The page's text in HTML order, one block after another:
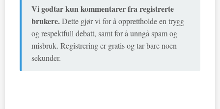
Vi godtar kun kommentarer fra registrerte
brukere.Dette gjør vi for å opprettholde en trygg
og respektfull debatt, samt for å unngå spam og
misbruk. Registrering er gratis og tar bare noen
sekunder.